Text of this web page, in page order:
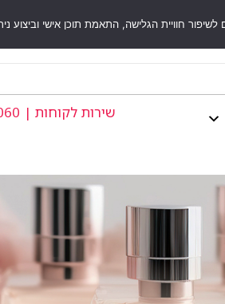
שירות לקוחות | 1-700-507-060